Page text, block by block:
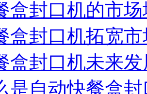
盒封口机的市
盒封口机拓宽
盒封口机未来
是自动快餐盒